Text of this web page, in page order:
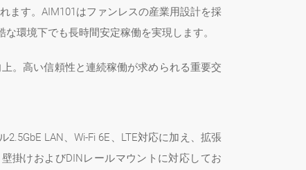
ます。AIM101はファンレスの産業用設計を採
環境下でも長時間安定稼働を実現します。
。高い信頼性と連続稼働が求められる重要交
LAN、Wi-Fi 6E、LTE対応に加え、拡張
掛けおよびDINレールマウントに対応してお